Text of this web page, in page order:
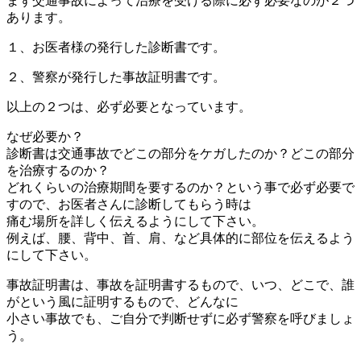
あります。
１、お医者様の発行した診断書です。
２、警察が発行した事故証明書です。
以上の２つは、必ず必要となっています。
なぜ必要か？
診断書は交通事故でどこの部分をケガしたのか？どこの部分
を治療するのか？
どれくらいの治療期間を要するのか？という事で必ず必要で
すので、お医者さんに診断してもらう時は
痛む場所を詳しく伝えるようにして下さい。
例えば、腰、背中、首、肩、など具体的に部位を伝えるよう
にして下さい。
事故証明書は、事故を証明書するもので、いつ、どこで、誰
がという風に証明するもので、どんなに
小さい事故でも、ご自分で判断せずに必ず警察を呼びましょ
う。